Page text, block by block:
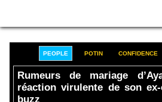
PEOPLE POTIN CONFIDENCE
Rumeurs de mariage
réaction virulente de son
buzz